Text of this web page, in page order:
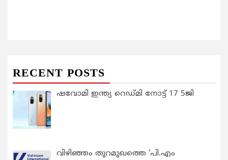
RECENT POSTS
ഷവോമി ഇന്ത്യ റെഡ്മി നോട്ട് 17 5ജി
വിഴിഞ്ഞം തുറമുഖത്തെ ‘പി.എം